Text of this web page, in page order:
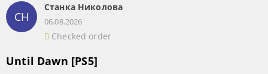
СН
Станка Николова
06.08.2026
Checked order
Until Dawn [PS5]